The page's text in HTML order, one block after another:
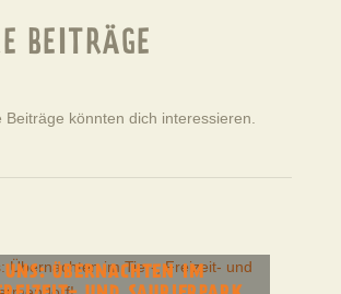
BEITRÄGE
Beiträge könnten dich interessieren.
UNS: ÜBERNACHTEN IM